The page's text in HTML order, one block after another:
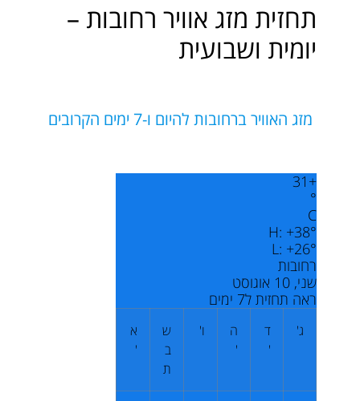
תחזית מזג אוויר רחובות –
יומית ושבועית
מזג האוויר ברחובות להיום ו-7 ימים הקרובים
+
31
°
C
H: +38°
L: +26°
רחובות
שני, 10 אוגוסט
ראה תחזית ל7 ימים
ג'
ד
'
ה
'
ו'
ש
ב
ת
א
'